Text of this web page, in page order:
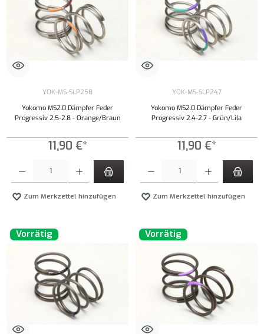
YOK-MS-SLP258
Yokomo MS2.0 Dämpfer Feder
Progressiv 2.5-2.8 - Orange/Braun
11,90 €*
Zum Merkzettel hinzufügen
YOK-MS-SLP247
Yokomo MS2.0 Dämpfer Feder
Progressiv 2.4-2.7 - Grün/Lila
11,90 €*
Zum Merkzettel hinzufügen
Vorrätig Vorrätig